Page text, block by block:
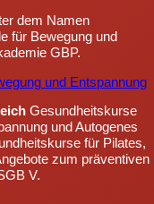
dem Namen
für Bewegung und
GBP.
und Entspannung
Gesundheitskurse
und Autogenes
für Pilates,
zum präventiven
V.